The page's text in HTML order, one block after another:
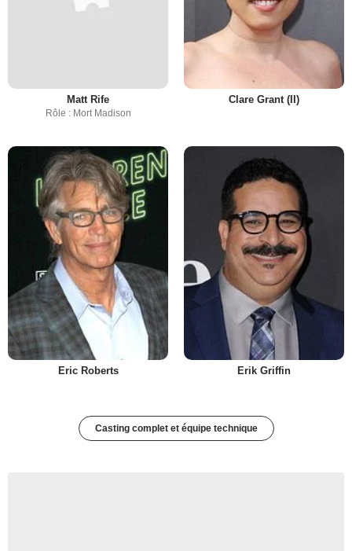
Matt Rife
Rôle : Mort Madison
Clare Grant (II)
Eric Roberts Erik Griffin
Casting complet et équipe technique